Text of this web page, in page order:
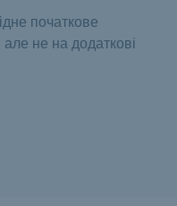
початкове
не на додаткові